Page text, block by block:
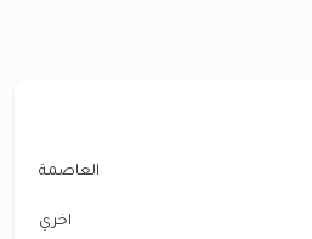
العاصمة
اخري